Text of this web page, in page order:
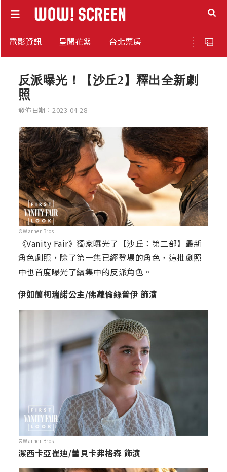
電影資訊 星聞花絮 台北票房
反派曝光！【沙丘2】釋出全新劇
照
發佈日期：2023-04-28
©Warner Bros.
《Vanity Fair》獨家曝光了【沙丘：第二部】最新
角色劇照，除了第一集已經登場的角色，這批劇照
中也首度曝光了續集中的反派角色。
伊如蘭柯瑞諾公主/佛蘿倫絲普伊 飾演
©Warner Bros.
潔西卡亞崔迪/蕾貝卡弗格森 飾演